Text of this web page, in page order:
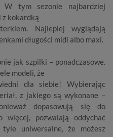
W tym sezonie najbardziej
z kokardką
Najlepiej wyglądają
długości midi albo maxi.
jak szpilki – ponadczasowe.
modeli, że
dla siebie! Wybierając
z jakiego są wykonane –
dopasowują się do
więcej, pozwalają oddychać
uniwersalne, że możesz